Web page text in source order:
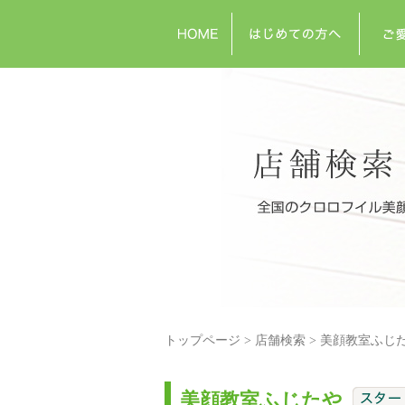
トップページ 店舗検索 美顔教室ふじ
美顔教室ふじたや